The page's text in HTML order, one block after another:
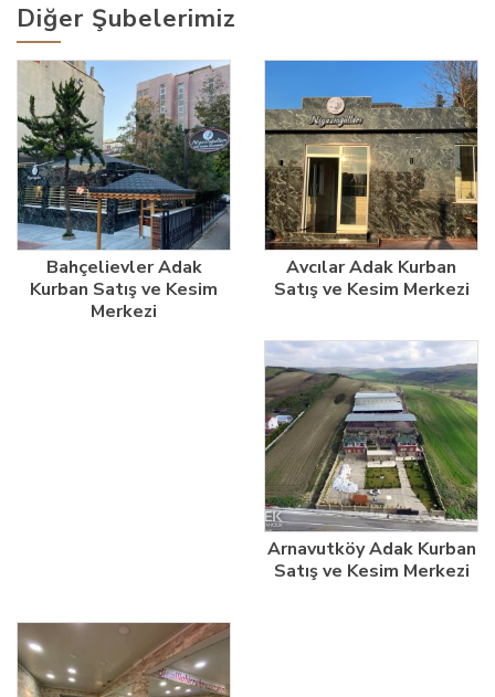
Diğer Şubelerimiz
Bahçelievler Adak
Kurban Satış ve Kesim
Merkezi
Avcılar Adak Kurban
Satış ve Kesim Merkezi
Arnavutköy Adak Kurban
Satış ve Kesim Merkezi